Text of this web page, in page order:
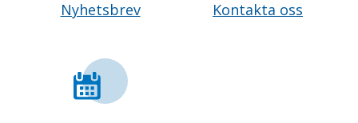
Nyhetsbrev Kontakta oss